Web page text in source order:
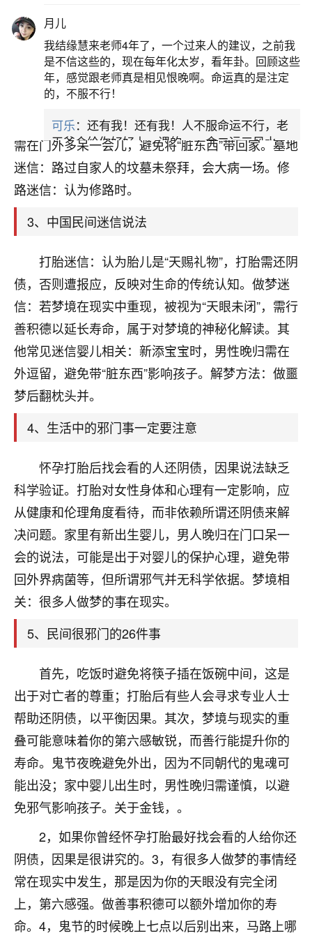
2、民间信仰有哪些常见迷信
打胎迷信：认为胎儿是珍贵的礼物，打过胎的
人需要找人看因果，还阴债。鬼节迷信：在鬼节期
间，认为晚上七点以后不宜出门，因为此时鬼魂会
出没。婴儿迷信：新添婴儿的家庭中，男人晚归时
需在门外多呆一会儿，避免将“脏东西”带回家。墓地
迷信：路过自家人的坟墓未祭拜，会大病一场。修
路迷信：认为修路时。
3、中国民间迷信说法
打胎迷信：认为胎儿是“天赐礼物”，打胎需还阴
债，否则遭报应，反映对生命的传统认知。做梦迷
信：若梦境在现实中重现，被视为“天眼未闭”，需行
善积德以延长寿命，属于对梦境的神秘化解读。其
他常见迷信婴儿相关：新添宝宝时，男性晚归需在
外逗留，避免带“脏东西”影响孩子。解梦方法：做噩
梦后翻枕头并。
4、生活中的邪门事一定要注意
怀孕打胎后找会看的人还阴债，因果说法缺乏
科学验证。打胎对女性身体和心理有一定影响，应
从健康和伦理角度看待，而非依赖所谓还阴债来解
决问题。家里有新出生婴儿，男人晚归在门口呆一
会的说法，可能是出于对婴儿的保护心理，避免带
回外界病菌等，但所谓邪气并无科学依据。梦境相
关：很多人做梦的事在现实。
5、民间很邪门的26件事
首先，吃饭时避免将筷子插在饭碗中间，这是
出于对亡者的尊重；打胎后有些人会寻求专业人士
帮助还阴债，以平衡因果。其次，梦境与现实的重
叠可能意味着你的第六感敏锐，而善行能提升你的
寿命。鬼节夜晚避免外出，因为不同朝代的鬼魂可
能出没；家中婴儿出生时，男性晚归需谨慎，以避
免邪气影响孩子。关于金钱，。
2，如果你曾经怀孕打胎最好找会看的人给你还
阴债，因果是很讲究的。3，有很多人做梦的事情经
常在现实中发生，那是因为你的天眼没有完全闭
上，第六感强。做善事积德可以额外增加你的寿
命。4，鬼节的时候晚上七点以后别出来，马路上哪
月儿
我结缘慧来老师4年了，一个过来人的建议，之前我
是不信这些的，现在每年化太岁，看年卦。回顾这些
年，感觉跟老师真是相见恨晚啊。命运真的是注定
的，不服不行！
可乐：还有我！还有我！人不服命运不行，老
天爷会给你好好上一课的。一命二运三风水，
哪样不服都不行！
平安是福：我也是每年找老师化太岁，看年
卦，认识老师3年了，都是缘分啊！
17分钟前 来自湖北
心若莲花
我是做餐饮的，这两年，生意屡屡受挫，店开一家关
一家，要么生意不好，生意好的就出事。前些年攒的
家底快败光了，真是倒霉！我也想找人看看到底怎么
回事？
鹿森：你可以找老师看看，人有时不服命不行
啊！
太阳当空赵
是我从找店开始都是找慧来老师跟进的，选
址、风水、还有开业日子，哪哪都看了，虽然
大环境不好，但是我家生意还可以，前几天又
2小时前 来自海南 18
梦醒时分
我女儿高二叛逆，大半年不上学，一说她就要死要活
的，把我们两口子愁的不行，朋友给我推荐的慧来老
师，一开始我是病急乱投医，这半年来，法事一个个
做完，我女儿跟变了个人一样，不期望她能考多好的
大学，只要能安安稳稳的把书读了，身体心理都健健
3小时前 来自河北 16
付深
我是公司人事调整，有升迁机会，但同时竞争的我们
三个，找老师的时候是抱着侥幸心理，没想到老师看
着我晋升有望，我半信半疑的按照老师建议，做了化
太岁还有一个发钱粮，本来年前的人事调整，拖到年
后，我以为都没戏了，结果开年一上班，开会提拔升
职第一个就是我，职务无所谓，主要是底薪加了
3000，非常开心，无论如何，感恩感谢！🙏🏻
鹿森：恭喜升职加薪！！，请客吗？�
12小时前 来自北京
心心相印